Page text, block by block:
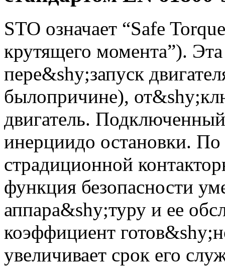
STO означает “Safe
крутящего момента”).
пере&shy;запуск
былопричине),
двигатель.
инерциидо остановки.
страдиционной
функция безопасности
аппара&shy;туру и ее
коэффициент
увеличивает срок его